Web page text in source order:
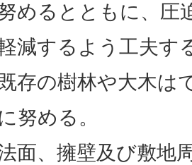
めるとともに、圧
減するよう工夫す
既存の樹林や大木は
努める。
面、擁壁及び敷地